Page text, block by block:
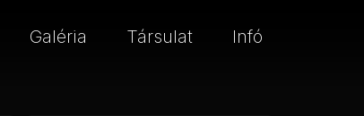
Galéria Társulat Infó